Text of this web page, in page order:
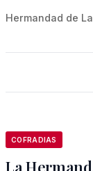
Hermandad de
COFRADIAS
La